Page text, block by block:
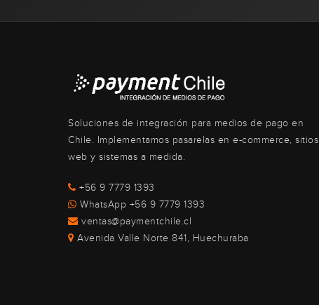
Soluciones de integración para medios de pago en
Chile. Implementamos pasarelas en e-commerce, sitios
web y sistemas a medida.
+56 9 7779 1393
WhatsApp +56 9 7779 1393
ventas@paymentchile.cl
Avenida Valle Norte 841, Huechuraba